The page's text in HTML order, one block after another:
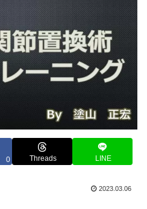
0 Threads LINE
2023.03.06